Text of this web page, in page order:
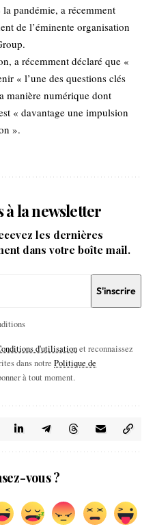
pandémie, a récemment
de l’éminente organisation
a récemment déclaré que «
« l’une des questions clés
manière numérique dont
« davantage une impulsion
».
la newsletter
les dernières
dans votre boîte mail.
d'utilisationet reconnaissez
dans notre Politique de
à tout moment.
vous ?